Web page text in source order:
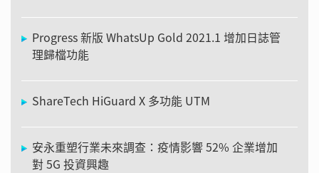
Progress 新版 WhatsUp Gold 2021.1 增加日誌管
理歸檔功能
ShareTech HiGuard X 多功能 UTM
安永重塑行業未來調查：疫情影響 52% 企業增加
對 5G 投資興趣